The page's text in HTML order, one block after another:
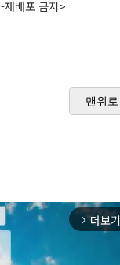
배포 금지>
맨위로
arrow_forward_ios 더보기